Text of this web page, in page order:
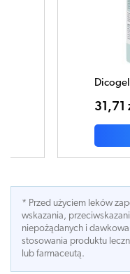
* Przed użyciem leków
wskazania,
niepożądanych i
stosowania produktu
lub farmaceutą.